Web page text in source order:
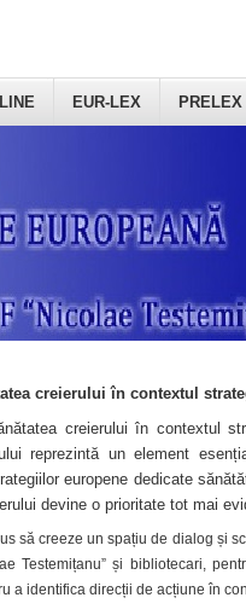
EUR-LEX PRELEX
creierului în contextul
creierului în contextul
reprezintă un element
europene dedicate
devine o prioritate tot mai
să creeze un spațiu de dialog și
Testemițanu” și bibliotecari,
a identifica direcții de acțiune în